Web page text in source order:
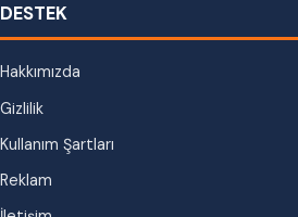
DESTEK
Hakkımızda
Gizlilik
Kullanım Şartları
Reklam